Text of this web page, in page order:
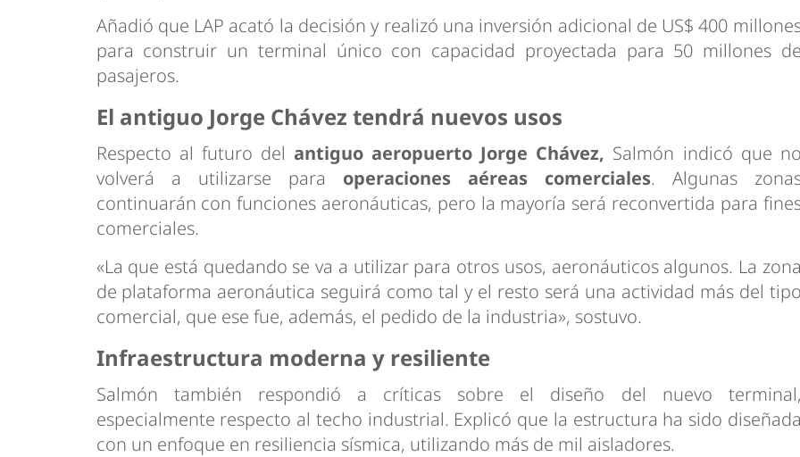
Añadió que LAP acató la decisión y realizó una inversión adicional de US$ 400
para construir un terminal único con capacidad proyectada para 50 millones de
pasajeros.
El antiguo Jorge Chávez tendrá nuevos usos
Respecto al futuro del antiguo aeropuerto Jorge Chávez, Salmón indicó que no
volverá a utilizarse para operaciones aéreas comerciales. Algunas
continuarán con funciones aeronáuticas, pero la mayoría será reconvertida para
comerciales.
«La que está quedando se va a utilizar para otros usos, aeronáuticos algunos. La zona
de plataforma aeronáutica seguirá como tal y el resto será una actividad más del tipo
comercial, que ese fue, además, el pedido de la industria», sostuvo.
Infraestructura moderna y resiliente
Salmón también respondió a críticas sobre el diseño del nuevo terminal,
especialmente respecto al techo industrial. Explicó que la estructura ha sido diseñada
con un enfoque en resiliencia sísmica, utilizando más de mil aisladores.